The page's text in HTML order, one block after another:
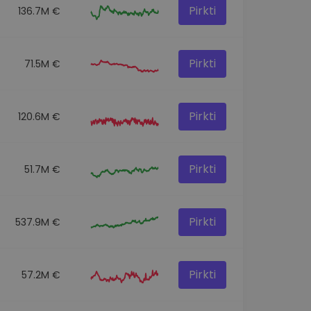
136.7M € Pirkti
71.5M € Pirkti
120.6M € Pirkti
51.7M € Pirkti
537.9M € Pirkti
57.2M € Pirkti